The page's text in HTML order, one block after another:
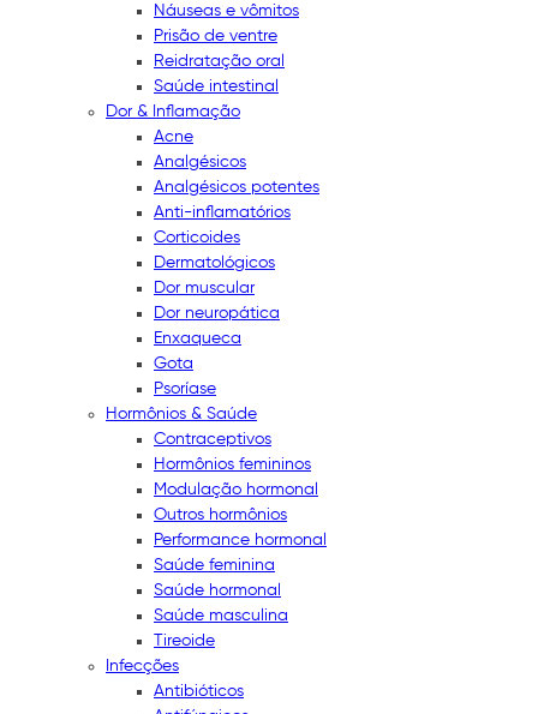
Náuseas e vômitos
Prisão de ventre
Reidratação oral
Saúde intestinal
Dor & Inflamação
Acne
Analgésicos
Analgésicos potentes
Anti-inflamatórios
Corticoides
Dermatológicos
Dor muscular
Dor neuropática
Enxaqueca
Gota
Psoríase
Hormônios & Saúde
Contraceptivos
Hormônios femininos
Modulação hormonal
Outros hormônios
Performance hormonal
Saúde feminina
Saúde hormonal
Saúde masculina
Tireoide
Infecções
Antibióticos